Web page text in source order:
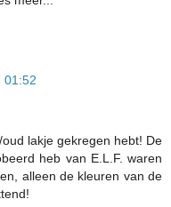
01:52
lakje gekregen hebt! De
heb van E.L.F. waren
alleen de kleuren van de